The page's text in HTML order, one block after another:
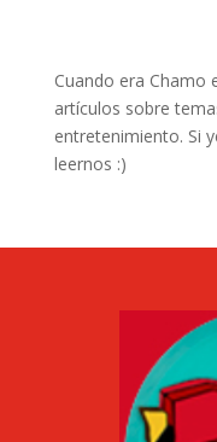
Cuando era Chamo
artículos sobre
entretenimiento. Si
leernos :)